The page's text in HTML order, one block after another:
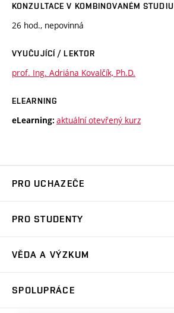
KONZULTACE V KOMBINOVANÉM STUDIU
26 hod., nepovinná
VYUČUJÍCÍ / LEKTOR
prof. Ing. Adriána Kovalčík, Ph.D.
ELEARNING
eLearning: aktuální otevřený kurz
PRO UCHAZEČE
Jak se dostat na FCH
Den otevřených dveří
PRO STUDENTY
Studijní programy
Pro prváky
VĚDA A VÝZKUM
SPOLUPRÁCE